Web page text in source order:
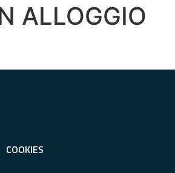
ALLOGGIO
COOKIES